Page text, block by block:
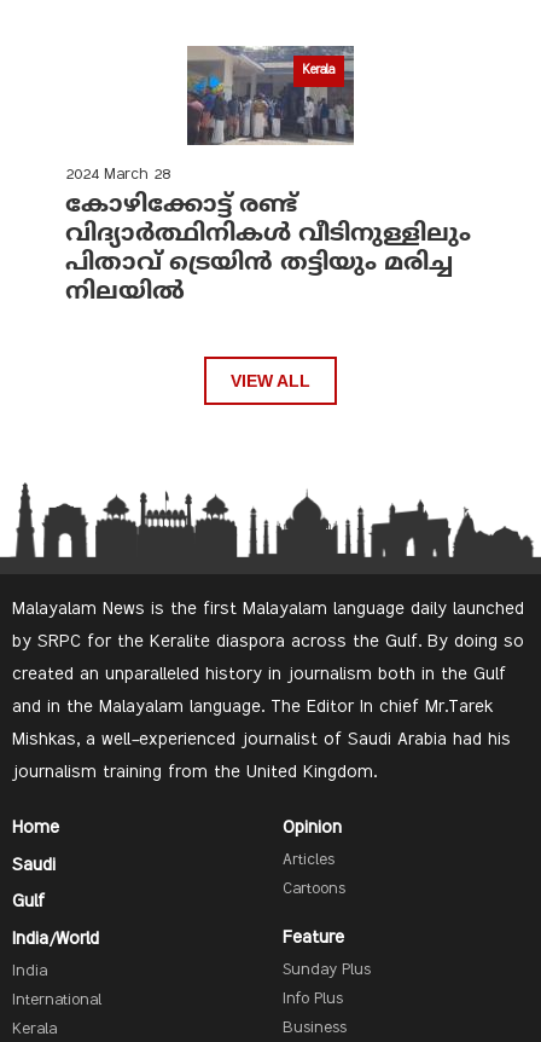
Kerala
2024 March 28
കോഴിക്കോട്ട് രണ്ട്
വിദ്യാർത്ഥിനികൾ വീടിനുള്ളിലും
പിതാവ് ട്രെയിൻ തട്ടിയും മരിച്ച
നിലയിൽ
VIEW ALL
Malayalam News is the first Malayalam language daily launched
by SRPC for the Keralite diaspora across the Gulf. By doing so
created an unparalleled history in journalism both in the Gulf
and in the Malayalam language. The Editor In chief Mr.Tarek
Mishkas, a well-experienced journalist of Saudi Arabia had his
journalism training from the United Kingdom.
Home
Saudi
Gulf
India/World
India
International
Kerala
Opinion
Articles
Cartoons
Feature
Sunday Plus
Info Plus
Business